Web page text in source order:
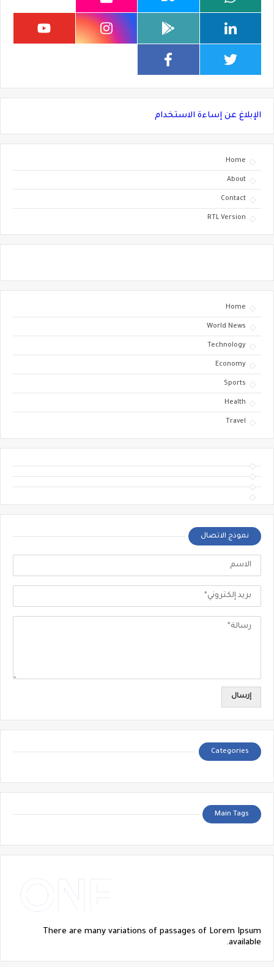
الإبلاغ عن إساءة الاستخدام
Home
About
Contact
RTL Version
Home
World News
Technology
Economy
Sports
Health
Travel
نموذج الاتصال
Categories
Main Tags
There are many variations of passages of Lorem Ipsum
available.